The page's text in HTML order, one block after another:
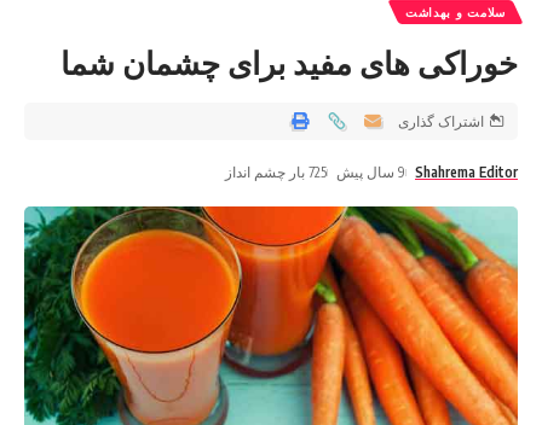
سلامت و بهداشت
خوراکی های مفید برای چشمان شما
Shahrema Editor 9 سال پیش 725 بار چشم انداز
اشتراک گذاری